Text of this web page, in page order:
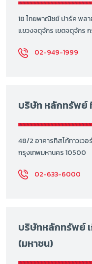
18 ไทยพาณิชย์ ปาร์ค พลา
แขวงจตุจักร เขตจตุจักร
02-949-1999
บริษัท หลักทรัพย์
48/2 อาคารทิสโก้ทาวเว
กรุงเทพมหานคร 10500
02-633-6000
บริษัทหลักทรัพย์
(มหาชน)